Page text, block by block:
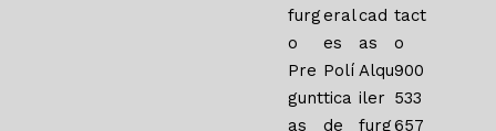
furg
o
Pre
gunt
as
eral
es
Polí
tica
de
cad
as
Alqu
iler
furg
tact
o
900
533
657